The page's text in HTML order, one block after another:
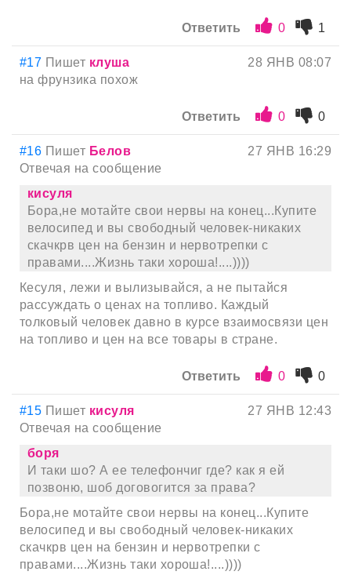
Ответить 0 1
#17 Пишет клуша
28 ЯНВ 08:07
на фрунзика похож
Ответить 0 0
#16 Пишет Белов
27 ЯНВ 16:29
Отвечая на сообщение
кисуля
Бора,не мотайте свои нервы на конец...Купите
велосипед и вы свободный человек-никаких
скачкрв цен на бензин и нервотрепки с
правами....Жизнь таки хороша!....))))
Кесуля, лежи и вылизывайся, а не пытайся
рассуждать о ценах на топливо. Каждый
толковый человек давно в курсе взаимосвязи цен
на топливо и цен на все товары в стране.
Ответить 0 0
#15 Пишет кисуля
27 ЯНВ 12:43
Отвечая на сообщение
боря
И таки шо? А ее телефончиг где? как я ей
позвоню, шоб договогится за права?
Бора,не мотайте свои нервы на конец...Купите
велосипед и вы свободный человек-никаких
скачкрв цен на бензин и нервотрепки с
правами....Жизнь таки хороша!....))))